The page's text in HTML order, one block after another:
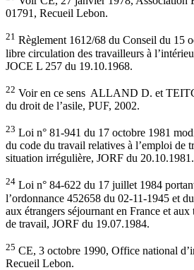
01791, Recueil Lebon.
21 Règlement 1612/68 du Conseil du 15
libre circulation des travailleurs à
JOCE L 257 du 19.10.1968.
22 Voir en ce sens ALLAND D. et
du droit de l’asile, PUF, 2002.
23 Loi n° 81-941 du 17 octobre 1981
du code du travail relatives à l’emploi de
situation irrégulière, JORF du 20.10.1981.
24 Loi n° 84-622 du 17 juillet 1984
l’ordonnance 452658 du 02-11-1945 et
aux étrangers séjournant en France et
de travail, JORF du 19.07.1984.
25 CE, 3 octobre 1990, Office national
Recueil Lebon.